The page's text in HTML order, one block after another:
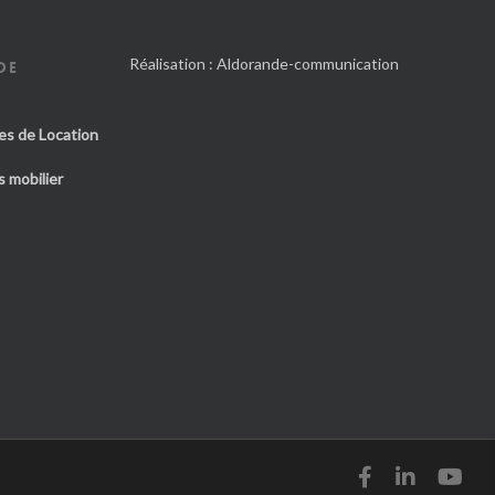
de Location
mobilier
Réalisation :Aldorande-communication